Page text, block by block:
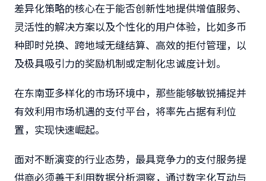
差异化策略的核心在于能否创新性地提供增值服务、
灵活性的解决方案以及个性化的用户体验，比如多币
种即时兑换、跨地域无缝结算、高效的拒付管理，以
及极具吸引力的奖励机制或定制化忠诚度计划。
在东南亚多样化的市场环境中，那些能够敏锐捕捉并
有效利用市场机遇的支付平台，将率先占据有利位
置，实现快速崛起。
面对不断演变的行业态势，最具竞争力的支付服务提
供商必须善于利用数据分析洞察，通过数字化互动与